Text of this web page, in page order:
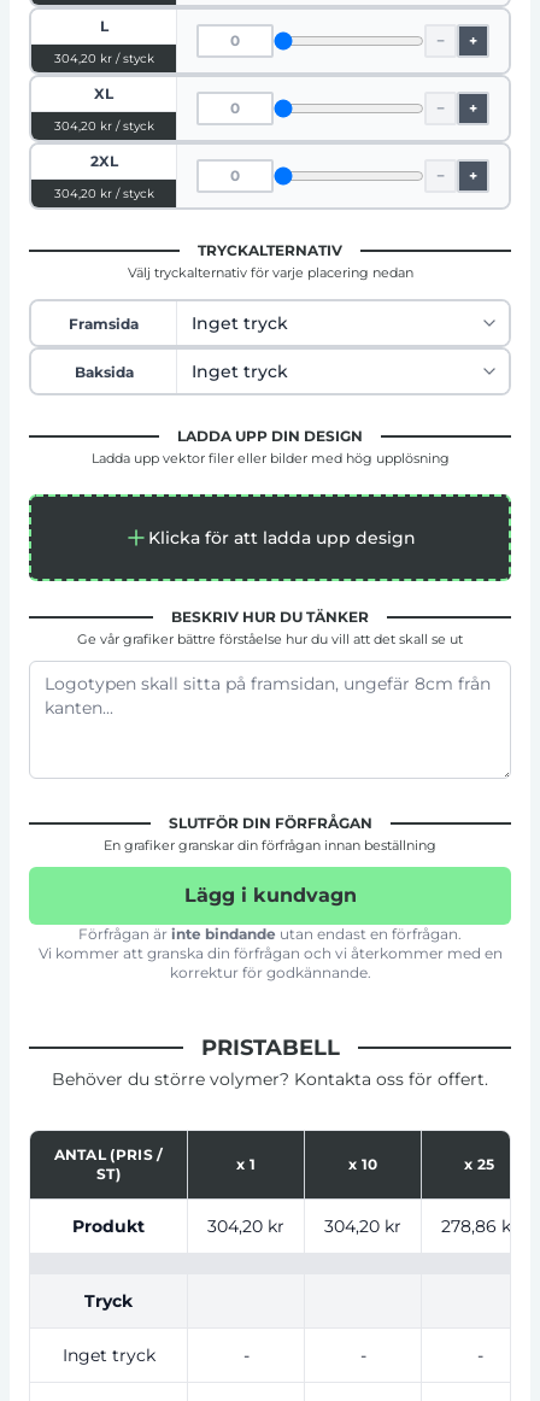
L
304,20 kr / styck
− +
XL
304,20 kr / styck
− +
2XL
304,20 kr / styck
− +
TRYCKALTERNATIV
Välj tryckalternativ för varje placering nedan
Framsida
Baksida
LADDA UPP DIN DESIGN
Ladda upp vektor filer eller bilder med hög upplösning
Klicka för att ladda upp design
BESKRIV HUR DU TÄNKER
Ge vår grafiker bättre förståelse hur du vill att det skall se ut
SLUTFÖR DIN FÖRFRÅGAN
En grafiker granskar din förfrågan innan beställning
Lägg i kundvagn
Förfrågan är inte bindande utan endast en förfrågan.
Vi kommer att granska din förfrågan och vi återkommer med en
korrektur för godkännande.
PRISTABELL
Behöver du större volymer? Kontakta oss för offert.
ANTAL (PRIS /
ST)
x 1 x 10 x 25
Produkt 304,20 kr 304,20 kr 278,86 kr
Tryck
Inget tryck - - -